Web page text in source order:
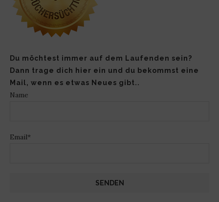
Du möchtest immer auf dem Laufenden sein?
Dann trage dich hier ein und du bekommst eine
Mail, wenn es etwas Neues gibt..
Name
Email*